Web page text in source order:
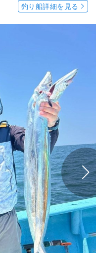
釣り船詳細を見る